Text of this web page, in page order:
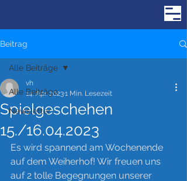
Beitrag
Alle Beiträge
Newsletter
Alle Beiträge
Spielgeschehen
15./16.04.2023
vh
14. Apr. 20231 Min. Lesezeit
Es wird spannend am Wochenende
auf dem Weiherhof! Wir freuen uns
auf 2 tolle Begegnungen unserer